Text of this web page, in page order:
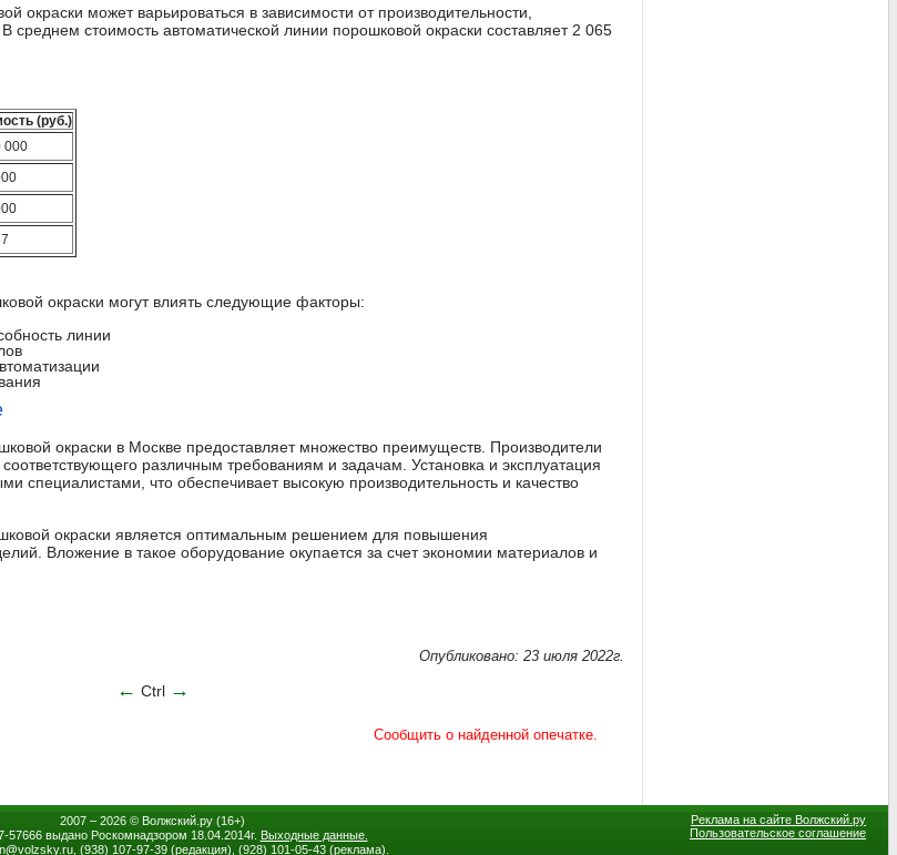
окраски может варьироваться в зависимости от производительности,
стоимость автоматической линии порошковой окраски составляет 2 065
(руб.)
000
окраски могут влиять следующие факторы:
линии
окраски в Москве предоставляет множество преимуществ. Производители
различным требованиям и задачам. Установка и эксплуатация
специалистами, что обеспечивает высокую производительность и качество
окраски является оптимальным решением для повышения
Вложение в такое оборудование окупается за счет экономии материалов и
Опубликовано: 23 июля 2022г.
← Ctrl →
2007 – 2026 © Волжский.ру(16+)
выдано Роскомнадзором 18.04.2014г. Выходные данные.
@volzsky.ru, (938) 107-97-39 (редакция), (928) 101-05-43 (реклама).
Реклама на сайте Волжский.ру
Пользовательское соглашение